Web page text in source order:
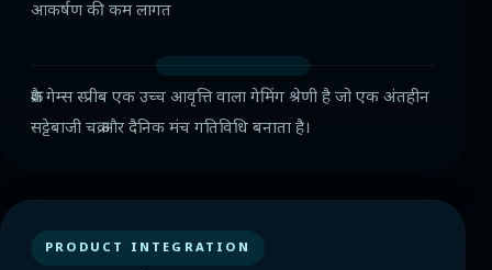
आकर्षण की कम लागत
क्रैश गेम्स स्प्रीब एक उच्च आवृत्ति वाला गेमिंग श्रेणी है जो एक अंतहीन
सट्टेबाजी चक्र और दैनिक मंच गतिविधि बनाता है।
PRODUCT INTEGRATION